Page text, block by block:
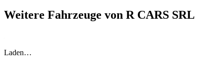
Weitere Fahrzeuge von R CARS SRL
Laden…